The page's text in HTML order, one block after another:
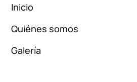
Inicio
Quiénes somos
Galería